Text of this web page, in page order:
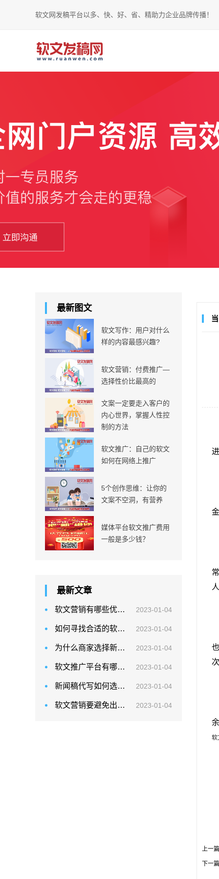
软文网发稿平台以多、快、好、省、精助力企业品牌传播！
最新图文
软文写作：用户对什么
样的内容最感兴趣?
软文营销：付费推广—
选择性价比最高的
文案一定要走入客户的
内心世界，掌握人性控
制的方法
软文推广：自己的软文
如何在网络上推广
5个创作思维：让你的
文案不空洞，有营养
媒体平台软文推广费用
一般是多少钱？
最新文章
软文营销有哪些优势？ 2023-01-04
如何寻找合适的软文自助发布平台？ 2023-01-04
为什么商家选择新闻源发稿推广方式？ 2023-01-04
软文推广平台有哪些？怎么在网络上做好推广？ 2023-01-04
新闻稿代写如何选择专业的团队？ 2023-01-04
软文营销要避免出现哪些问题？ 2023-01-04
软
上一
下一